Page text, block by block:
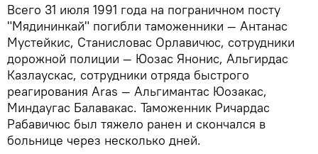
Всего 31 июля 1991 года на пограничном посту
"Мядининкай" погибли таможенники — Антанас
Мустейкис, Станисловас Орлавичюс, сотрудники
дорожной полиции — Юозас Янонис, Альгирдас
Казлаускас, сотрудники отряда быстрого
реагирования Aras — Альгимантас Юозакас,
Миндаугас Балавакас. Таможенник Ричардас
Рабавичюс был тяжело ранен и скончался в
больнице через несколько дней.